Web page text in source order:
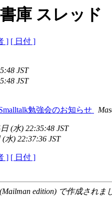
庫 スレッド
] [ 日付 ]
JST
JST
勉強会のお知らせ
(水) 22:35:48 JST
水) 22:37:36 JST
] [ 日付 ]
edition) で作成されま